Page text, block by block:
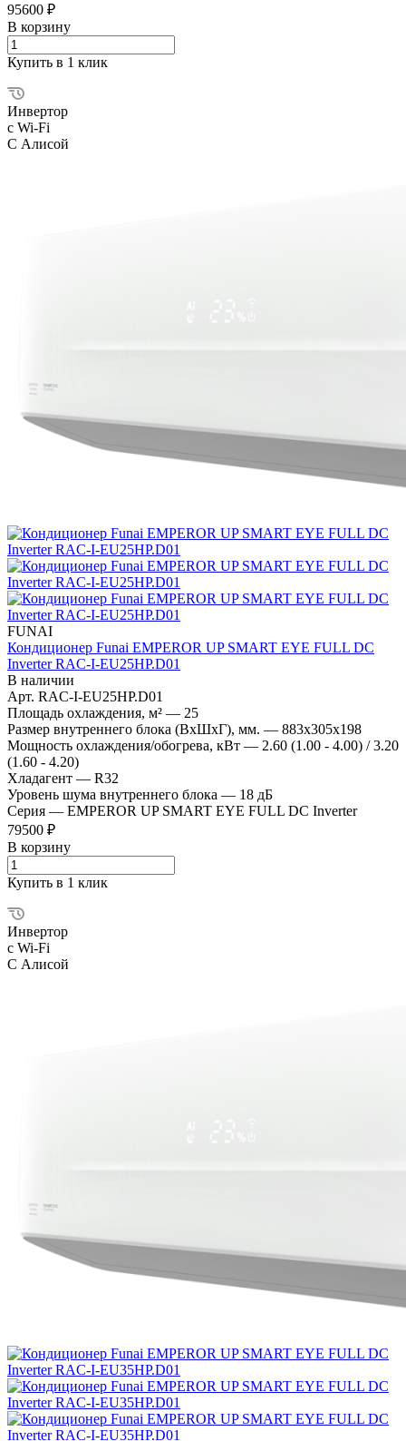
95600 ₽
В корзину
Купить в 1 клик
Инвертор
с Wi-Fi
С Алисой
FUNAI
Кондиционер Funai EMPEROR UP SMART EYE FULL DC
Inverter RAC-I-EU25HP.D01
В наличии
Арт. RAC-I-EU25HP.D01
Площадь охлаждения, м² — 25
Размер внутреннего блока (ВхШхГ), мм. — 883x305x198
Мощность охлаждения/обогрева, кВт — 2.60 (1.00 - 4.00) / 3.20
(1.60 - 4.20)
Хладагент — R32
Уровень шума внутреннего блока — 18 дБ
Серия — EMPEROR UP SMART EYE FULL DC Inverter
79500 ₽
В корзину
Купить в 1 клик
Инвертор
с Wi-Fi
С Алисой